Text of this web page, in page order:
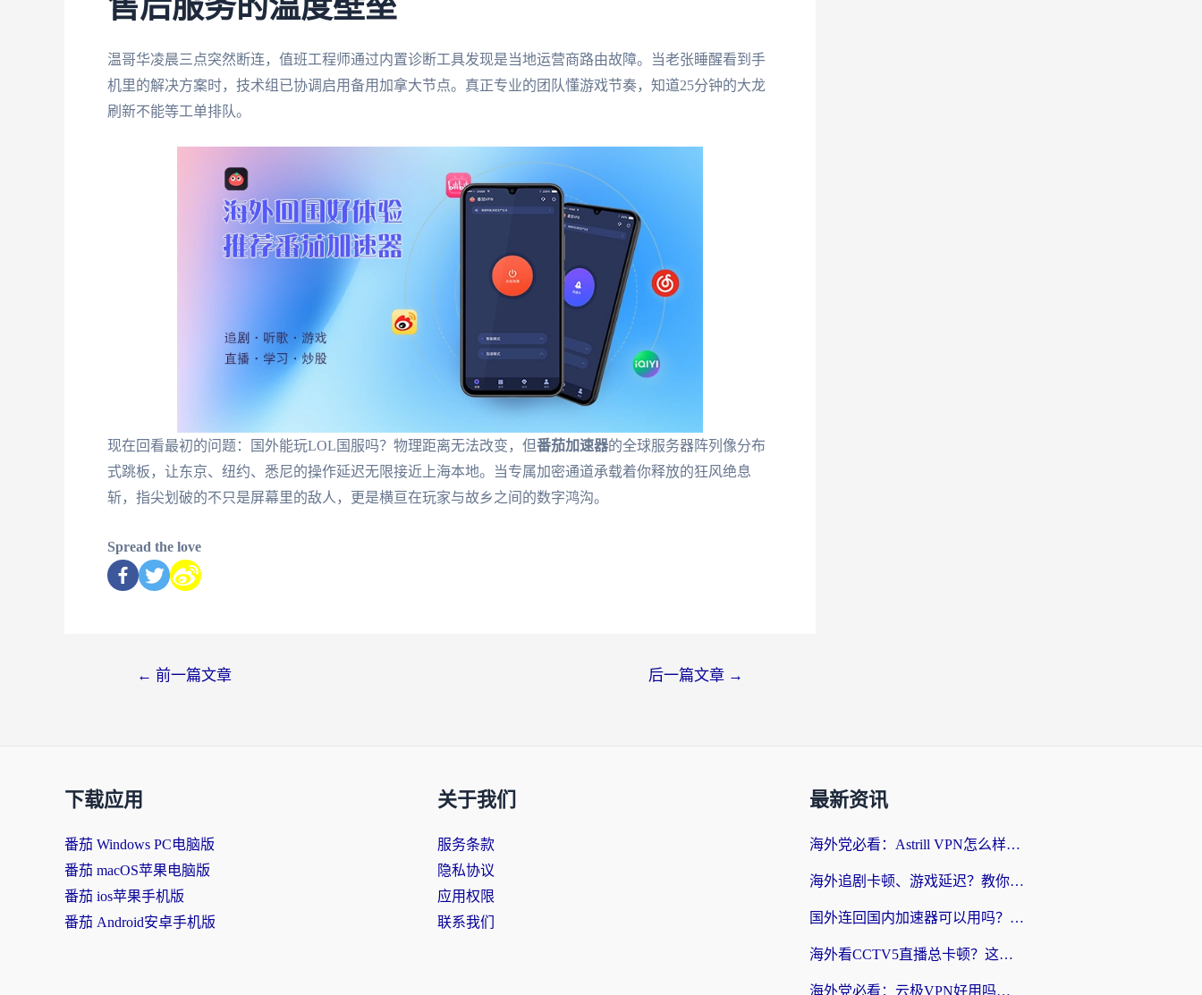
售后服务的温度壁垒
温哥华凌晨三点突然断连，值班工程师通过内置诊断工具发现是当地运营商路由故障。当老张睡醒看到手
机里的解决方案时，技术组已协调启用备用加拿大节点。真正专业的团队懂游戏节奏，知道25分钟的大龙
刷新不能等工单排队。
现在回看最初的问题：国外能玩LOL国服吗？物理距离无法改变，但番茄加速器的全球服务器阵列像分布
式跳板，让东京、纽约、悉尼的操作延迟无限接近上海本地。当专属加密通道承载着你释放的狂风绝息
斩，指尖划破的不只是屏幕里的敌人，更是横亘在玩家与故乡之间的数字鸿沟。
Spread the love
← 前一篇文章 后一篇文章 →
下载应用
番茄 Windows PC电脑版
番茄 macOS苹果电脑版
番茄 ios苹果手机版
番茄 Android安卓手机版
关于我们
服务条款
隐私协议
应用权限
联系我们
最新资讯
海外党必看：Astrill VPN怎么样？3步选对回国加速器实现无缝刷剧玩游戏
海外追剧卡顿、游戏延迟？教你选回国加速器，附免费加速器试用一小时福利
国外连回国内加速器可以用吗？海外党亲测实用指南，解决追剧游戏卡顿难题
海外看CCTV5直播总卡顿？这篇指南教你选对回国加速器，无缝刷国内资源
海外党必看：云极VPN好用吗？和uuVPN对比哪个回国效果更好？附真实体验+避坑指南